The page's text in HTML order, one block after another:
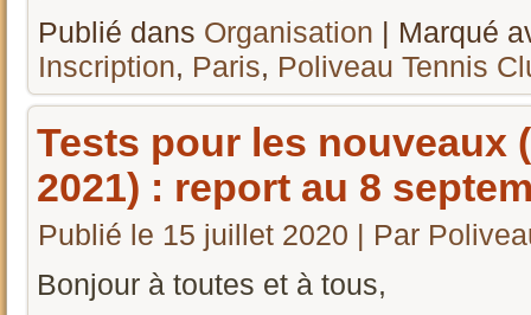
Publié dans Organisation | Marqué
Inscription, Paris, Poliveau Tennis
Tests pour les nouveaux
2021) : report au 8
Publié le 15 juillet 2020 | Par
Bonjour à toutes et à tous,